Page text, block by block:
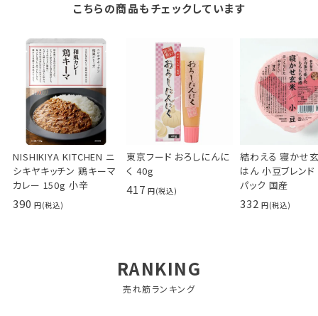
こちらの商品もチェックしています
NISHIKIYA KITCHEN ニ
シキヤキッチン 鶏キーマ
カレー 150g 小辛
390
東京フード おろしにんに
く 40g
417
結わえる 寝かせ
はん 小豆ブレン
パック 国産
332
RANKING
売れ筋ランキング